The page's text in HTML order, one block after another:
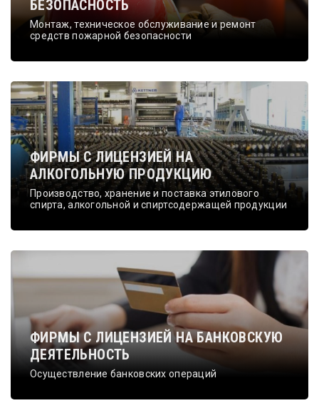
БЕЗОПАСНОСТЬ
Монтаж, техническое обслуживание и ремонт
средств пожарной безопасности
ФИРМЫ С ЛИЦЕНЗИЕЙ НА
АЛКОГОЛЬНУЮ ПРОДУКЦИЮ
Производство, хранение и поставка этилового
спирта, алкогольной и спиртсодержащей продукции
ФИРМЫ С ЛИЦЕНЗИЕЙ НА БАНКОВСКУЮ
ДЕЯТЕЛЬНОСТЬ
Осуществление банковских операций